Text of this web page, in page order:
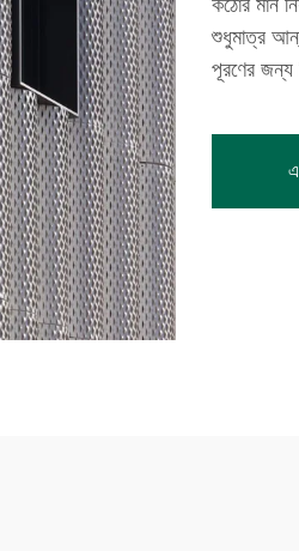
শুধুমাত্র
পূরণের জন্য